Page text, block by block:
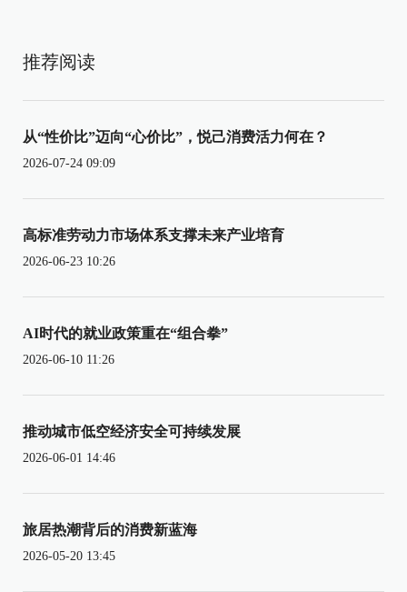
推荐阅读
从“性价比”迈向“心价比”，悦己消费活力何在？
2026-07-24 09:09
高标准劳动力市场体系支撑未来产业培育
2026-06-23 10:26
AI时代的就业政策重在“组合拳”
2026-06-10 11:26
推动城市低空经济安全可持续发展
2026-06-01 14:46
旅居热潮背后的消费新蓝海
2026-05-20 13:45